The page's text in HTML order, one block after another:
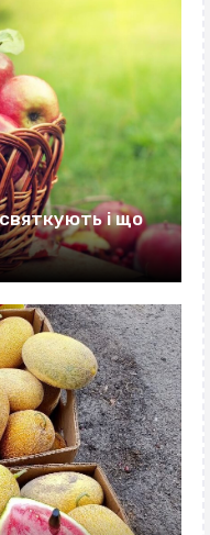
і що